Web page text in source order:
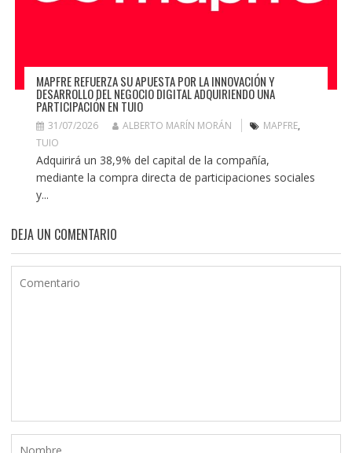
MAPFRE REFUERZA SU APUESTA POR LA INNOVACIÓN Y
DESARROLLO DEL NEGOCIO DIGITAL ADQUIRIENDO UNA
PARTICIPACIÓN EN TUIO
31/07/2026 ALBERTO MARÍN MORÁN MAPFRE,
TUIO
Adquirirá un 38,9% del capital de la compañía,
mediante la compra directa de participaciones sociales
y...
DEJA UN COMENTARIO